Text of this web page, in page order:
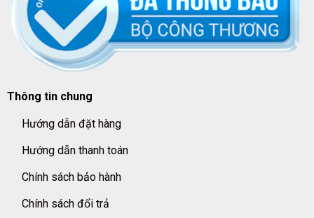
Thông tin chung
Hướng dẫn đặt hàng
Hướng dẫn thanh toán
Chính sách bảo hành
Chính sách đổi trả